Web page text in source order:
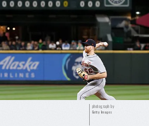
photograph by
Getty Images